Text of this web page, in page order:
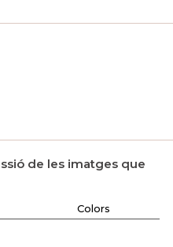
de les imatges que
Colors